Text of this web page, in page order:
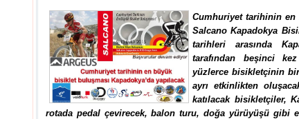
Cumhuriyet tarihinin
Salcano Kapadokya
tarihleri arasında
tarafından beşinci
yüzlerce bisikletçinin
ayrı etkinlikten
katılacak bisikletçiler,
rotada pedal çevirecek, balon turu, doğa yürüyüşü gibi